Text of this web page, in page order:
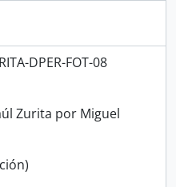
DPER-FOT-08
Zurita por Miguel